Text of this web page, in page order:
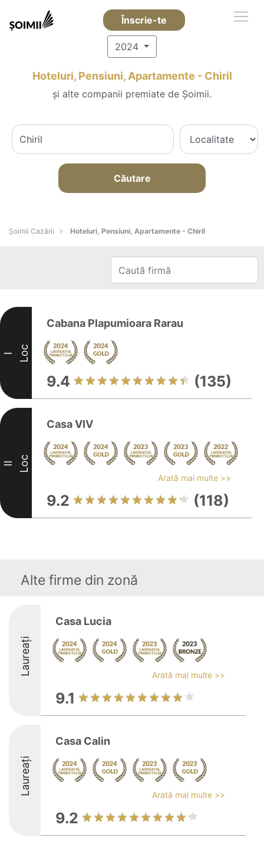
Înscrie-te
2024
Hoteluri, Pensiuni, Apartamente - Chiril
și alte companii premiate de Șoimii.
Căutare
Șoimii Cazării Hoteluri, Pensiuni, Apartamente - Chiril
I Loc
Cabana Plapumioara Rarau
9.4 (135)
II Loc
Casa VIV
Arată mai multe >>
9.2 (118)
Alte firme din zonă
Laureați
Casa Lucia
Arată mai multe >>
9.1
Laureați
Casa Calin
Arată mai multe >>
9.2